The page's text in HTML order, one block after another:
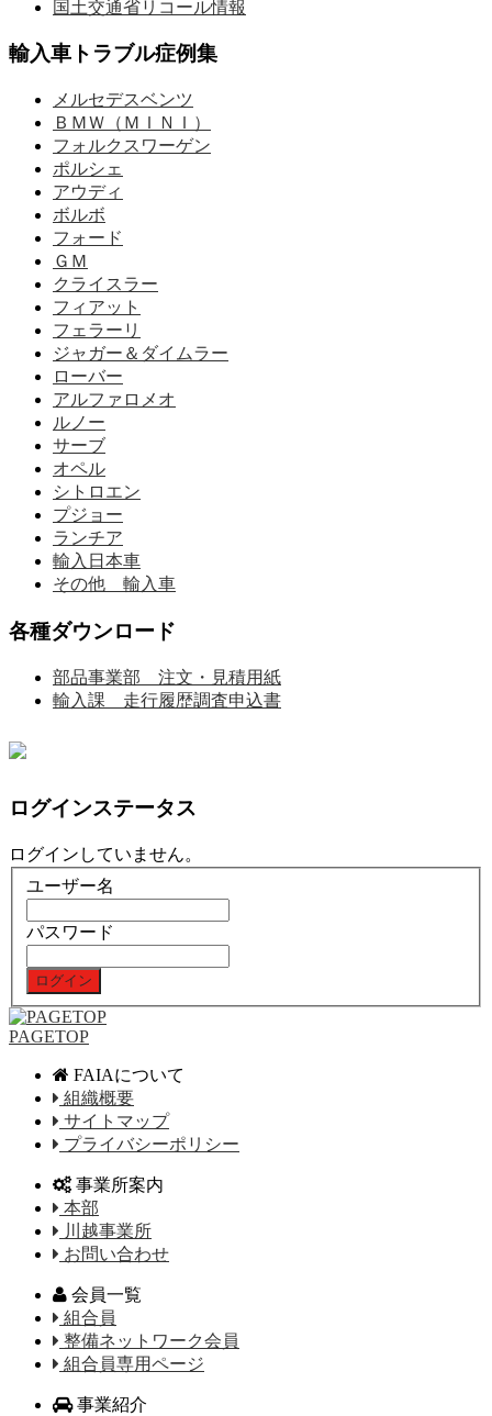
国土交通省リコール情報
輸入車トラブル症例集
メルセデスベンツ
ＢＭＷ（ＭＩＮＩ）
フォルクスワーゲン
ポルシェ
アウディ
ボルボ
フォード
ＧＭ
クライスラー
フィアット
フェラーリ
ジャガー＆ダイムラー
ローバー
アルファロメオ
ルノー
サーブ
オペル
シトロエン
プジョー
ランチア
輸入日本車
その他 輸入車
各種ダウンロード
部品事業部 注文・見積用紙
輸入課 走行履歴調査申込書
ログインステータス
ログインしていません。
ユーザー名
パスワード
PAGETOP
FAIAについて
組織概要
サイトマップ
プライバシーポリシー
事業所案内
本部
川越事業所
お問い合わせ
会員一覧
組合員
整備ネットワーク会員
組合員専用ページ
事業紹介